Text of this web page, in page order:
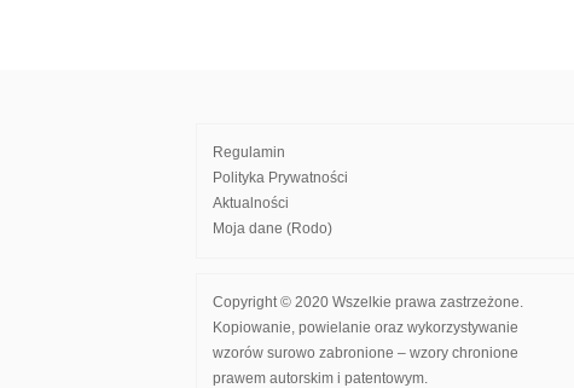
Regulamin
Polityka Prywatności
Aktualności
Moja dane (Rodo)
Copyright © 2020 Wszelkie prawa zastrzeżone.
Kopiowanie, powielanie oraz wykorzystywanie
wzorów surowo zabronione – wzory chronione
prawem autorskim i patentowym.